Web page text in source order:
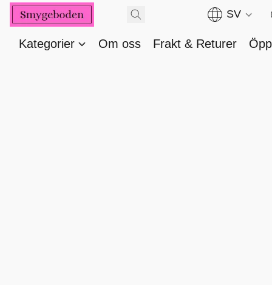
SV
Kategorier Om oss Frakt & Returer